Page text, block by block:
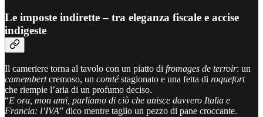
Le imposte indirette – tra eleganza fiscale e accise
indigeste
Il cameriere torna al tavolo con un piatto di fromages de terroir: un
camembertcremoso, un comtéstagionato e una fetta di roquefort
che riempie l’aria di un profumo deciso.
“E ora, mon ami, parliamo di ciò che unisce davvero Italia e
Francia: l’IVA” dico mentre taglio un pezzo di pane croccante.